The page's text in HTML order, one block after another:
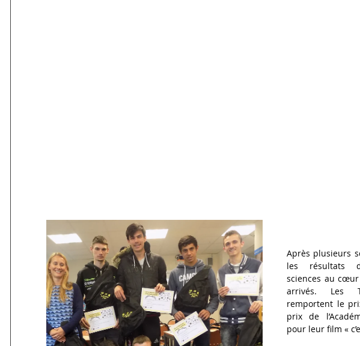
Après plusieurs
les résultats
sciences au
arrivés. Les
remportent le
prix de
pour leur film «